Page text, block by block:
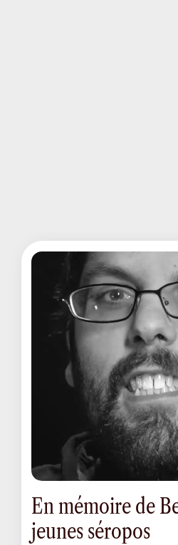
En mémoire de
jeunes séropos